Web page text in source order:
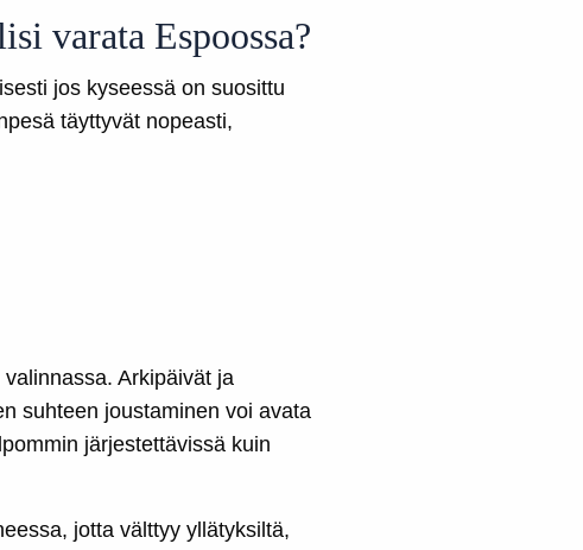
varata Espoossa?
jos kyseessä on suosittu
täyttyvät nopeasti,
Arkipäivät ja
suhteen joustaminen voi avata
järjestettävissä kuin
jotta välttyy yllätyksiltä,